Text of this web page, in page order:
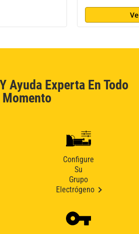
Ayuda Experta En Todo
Momento
Configure
Su
Grupo
Electrógeno